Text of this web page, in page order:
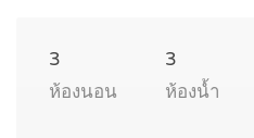
3
ห้องนอน
3
ห้องน้ำ